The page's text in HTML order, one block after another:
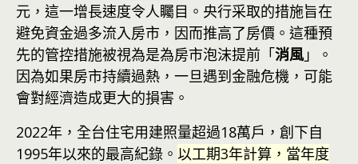
元，這一增長速度令人矚目。央行采取的措施旨在
避免資金過多流入房市，因而推高了房價。這種預
先的管控措施被視為是為房市泡沫提前「消風 」。
因為如果房市持續過熱，一旦遇到金融危機，可能
會對經濟造成更大的損害。
2022年，全台住宅用建照量超過18萬戶，創下自
1995年以來的最高紀錄。 以工期3年計算，當年度